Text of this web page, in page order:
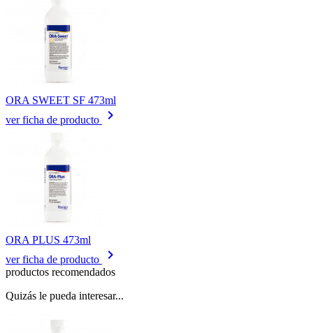
ORA SWEET SF 473ml
ver ficha de producto
keyboard_arrow_right
ORA PLUS 473ml
ver ficha de producto
keyboard_arrow_right
productos recomendados
Quizás le pueda interesar...